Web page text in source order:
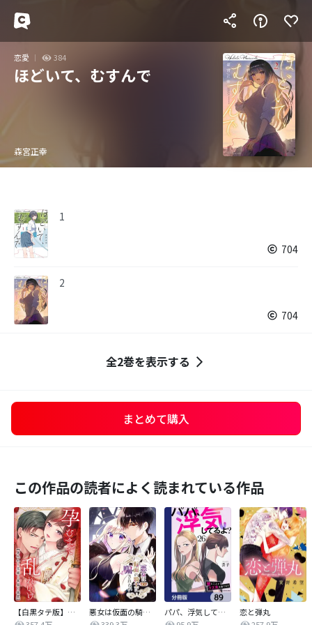
恋愛 384
ほどいて、むすんで
森宮正幸
1
704
2
704
全2巻を表示する
まとめて購入
この作品の読者によく読まれている作品
【白黒タテ版】孕むまで乱れいけ～身代わり花嫁と軍服の猛愛
悪女は仮面の騎士に騙されない
パパ、浮気してるよ？娘と二人でクズ夫を捨てます【分冊版】
恋と弾丸